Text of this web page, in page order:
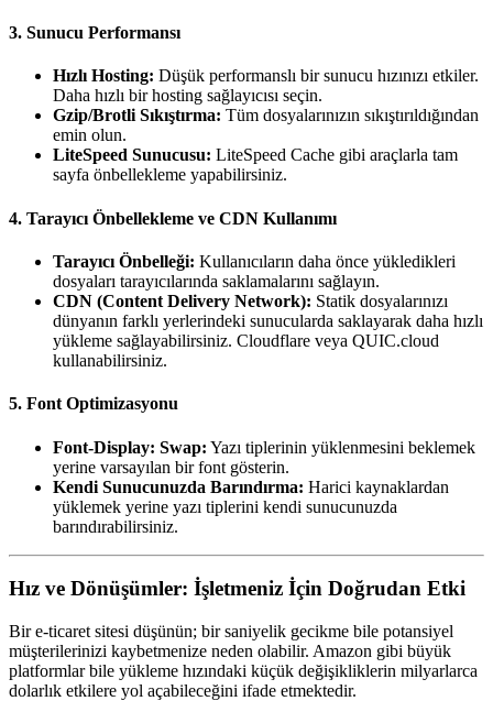
3. Sunucu Performansı
Hızlı Hosting: Düşük performanslı bir sunucu hızınızı etkiler.
Daha hızlı bir hosting sağlayıcısı seçin.
Gzip/Brotli Sıkıştırma: Tüm dosyalarınızın sıkıştırıldığından
emin olun.
LiteSpeed Sunucusu: LiteSpeed Cache gibi araçlarla tam
sayfa önbellekleme yapabilirsiniz.
4. Tarayıcı Önbellekleme ve CDN Kullanımı
Tarayıcı Önbelleği: Kullanıcıların daha önce yükledikleri
dosyaları tarayıcılarında saklamalarını sağlayın.
CDN (Content Delivery Network): Statik dosyalarınızı
dünyanın farklı yerlerindeki sunucularda saklayarak daha hızlı
yükleme sağlayabilirsiniz. Cloudflare veya QUIC.cloud
kullanabilirsiniz.
5. Font Optimizasyonu
Font-Display: Swap: Yazı tiplerinin yüklenmesini beklemek
yerine varsayılan bir font gösterin.
Kendi Sunucunuzda Barındırma: Harici kaynaklardan
yüklemek yerine yazı tiplerini kendi sunucunuzda
barındırabilirsiniz.
Hız ve Dönüşümler: İşletmeniz İçin Doğrudan Etki
Bir e-ticaret sitesi düşünün; bir saniyelik gecikme bile potansiyel
müşterilerinizi kaybetmenize neden olabilir. Amazon gibi büyük
platformlar bile yükleme hızındaki küçük değişikliklerin milyarlarca
dolarlık etkilere yol açabileceğini ifade etmektedir.